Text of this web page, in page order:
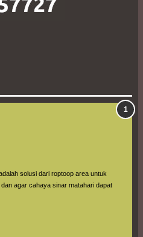
solusi dari roptoop area untuk
agar cahaya sinar matahari dapat